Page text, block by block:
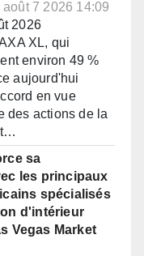
août 7 2026 14:09
2026
XL, qui
environ 49 %
aujourd'hui
en vue
des actions de la
sa
les principaux
spécialisés
d'intérieur
Vegas Market